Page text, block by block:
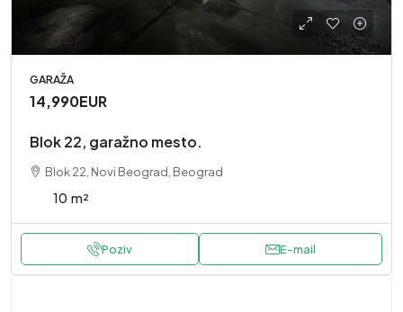
GARAŽA
14,990EUR
Blok 22, garažno mesto.
Blok 22, Novi Beograd, Beograd
10 m²
Poziv E-mail